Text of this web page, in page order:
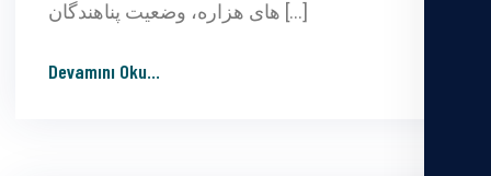
های هزاره، وضعیت پناهندگان […]
Devamını Oku...